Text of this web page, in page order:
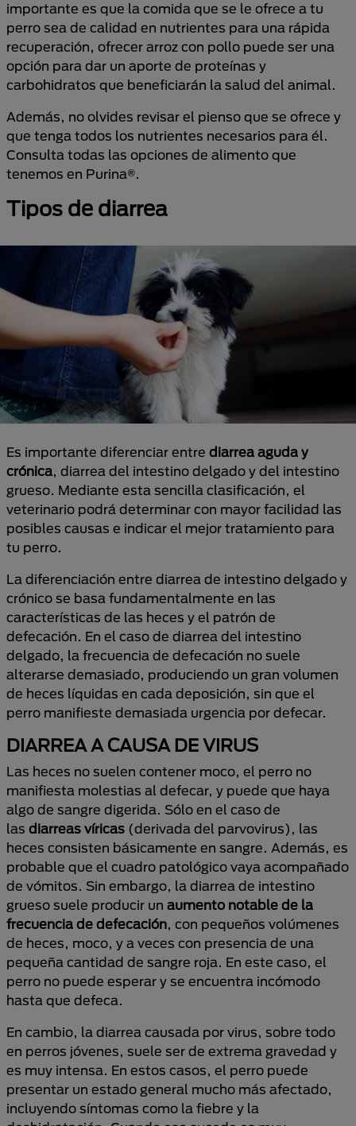
importante es que la comida que se le ofrece a tu
perro sea de calidad en nutrientes para una rápida
recuperación, ofrecer arroz con pollo puede ser una
opción para dar un aporte de proteínas y
carbohidratos que beneficiarán la salud del animal.
Además, no olvides revisar el pienso que se ofrece y
que tenga todos los nutrientes necesarios para él.
Consulta todas las opciones de alimento que
tenemos en Purina®.
Tipos de diarrea
Es importante diferenciar entre diarrea aguda y
crónica, diarrea del intestino delgado y del intestino
grueso. Mediante esta sencilla clasificación, el
veterinario podrá determinar con mayor facilidad las
posibles causas e indicar el mejor tratamiento para
tu perro.
La diferenciación entre diarrea de intestino delgado y
crónico se basa fundamentalmente en las
características de las heces y el patrón de
defecación. En el caso de diarrea del intestino
delgado, la frecuencia de defecación no suele
alterarse demasiado, produciendo un gran volumen
de heces líquidas en cada deposición, sin que el
perro manifieste demasiada urgencia por defecar.
DIARREA A CAUSA DE VIRUS
Las heces no suelen contener moco, el perro no
manifiesta molestias al defecar, y puede que haya
algo de sangre digerida. Sólo en el caso de
las diarreas víricas (derivada del parvovirus), las
heces consisten básicamente en sangre. Además, es
probable que el cuadro patológico vaya acompañado
de vómitos. Sin embargo, la diarrea de intestino
grueso suele producir un aumento notable de la
frecuencia de defecación, con pequeños volúmenes
de heces, moco, y a veces con presencia de una
pequeña cantidad de sangre roja. En este caso, el
perro no puede esperar y se encuentra incómodo
hasta que defeca.
En cambio, la diarrea causada por virus, sobre todo
en perros jóvenes, suele ser de extrema gravedad y
es muy intensa. En estos casos, el perro puede
presentar un estado general mucho más afectado,
incluyendo síntomas como la fiebre y la